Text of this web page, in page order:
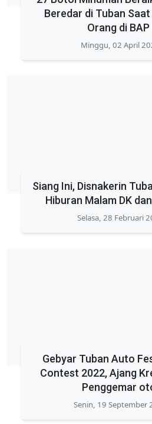
Beredar di Tuban Saat
Orang di
Minggu, 02 April
Siang Ini, Disnakerin
Hiburan Malam DK
Selasa, 28 Februari
Gebyar Tuban Auto
Contest 2022, Ajang
Penggemar
Senin, 19 September